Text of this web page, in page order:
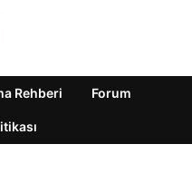
Rehberi Forum